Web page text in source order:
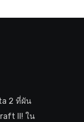
2 ที่ผัน
II! ใน